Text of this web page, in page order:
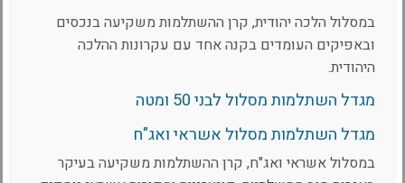
במסלול הלכה יהודית, קרן ההשתלמות משקיעה בנכסים
ובאפיקים העומדים בקנה אחד עם עקרונות ההלכה
היהודית.
מגדל השתלמות מסלול לבני 50 ומטה
מגדל השתלמות מסלול אשראי ואג"ח
במסלול אשראי ואג"ח, קרן ההשתלמות משקיעה בעיקר